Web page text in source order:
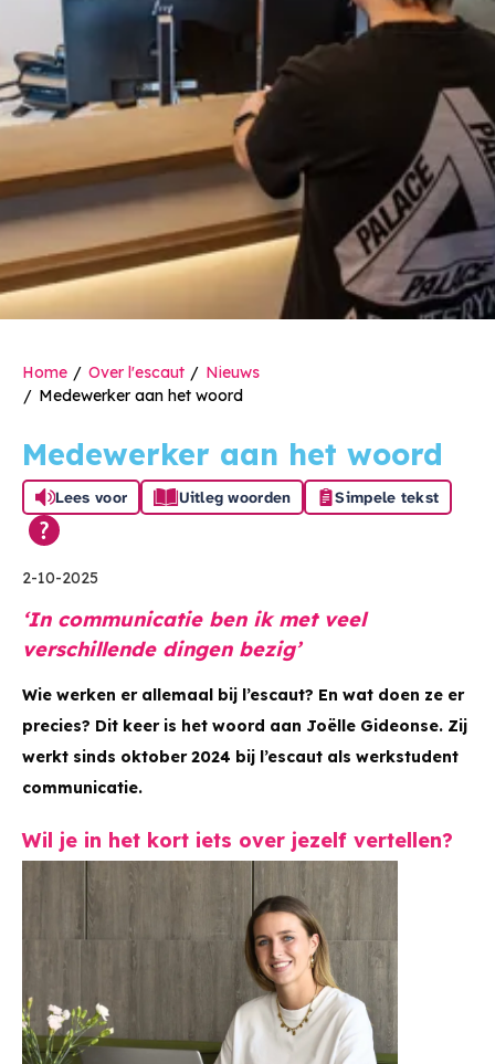
Home Over l'escaut
Nieuws
Medewerker aan het woord
Medewerker aan het woord
Lees voor Uitleg woorden Simpele tekst
2-10-2025
‘In communicatie ben ik met veel
verschillende dingen bezig’
Wie werken er allemaal bij l’escaut? En wat doen ze er
precies? Dit keer is het woord aan Joëlle Gideonse. Zij
werkt sinds oktober 2024 bij l’escaut als werkstudent
communicatie.
Wil je in het kort iets over jezelf vertellen?